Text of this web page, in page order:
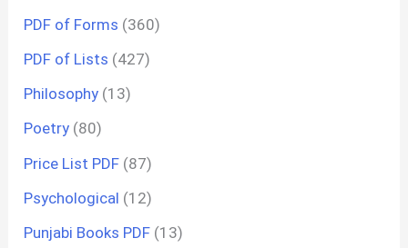
PDF of Forms (360)
PDF of Lists (427)
Philosophy (13)
Poetry (80)
Price List PDF (87)
Psychological (12)
Punjabi Books PDF (13)